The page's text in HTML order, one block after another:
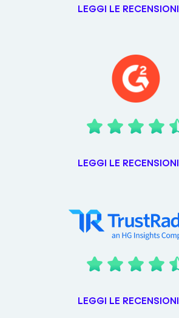
LEGGI LE RECENSIONI
LEGGI LE RECENSIONI
LEGGI LE RECENSIONI